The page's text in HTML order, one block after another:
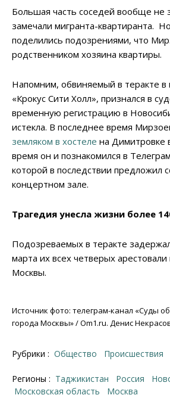
Большая часть соседей вообще не
замечали мигранта-квартиранта.
поделились подозрениями, что
родственником хозяина квартиры.
Напомним, обвиняемый в теракте в
«Крокус Сити Холл», признался в
временную регистрацию в
истекла. В последнее время
земляком в хостеле на Димитровке
время он и познакомился в
которой в последствии предложил
концертном зале.
Трагедия унесла жизни более
Подозреваемых в теракте
марта их всех четверых
Москвы.
Источник фото: телеграм-канал «Суды
города Москвы» / Om1.ru. Денис
Рубрики : Общество Происшествия
Регионы : Таджикистан Россия
Московская область
Москва